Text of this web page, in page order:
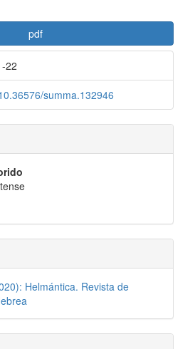
pdf
22
summa.132946
Helmántica. Revista de